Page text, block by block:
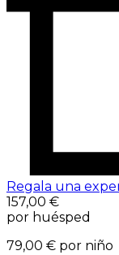
Regala una
157,00 €
por huésped
79,00 € por niño